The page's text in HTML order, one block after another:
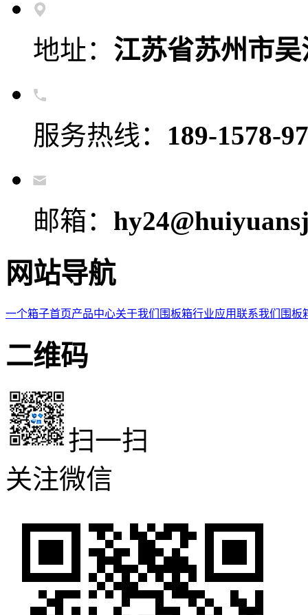
地址： 江苏省苏州市
服务热线： 189-1578-
邮箱：
网站导航
一个箱子首页产品中心关于我们 围板箱行业应用联系我们 围板
二维码
扫一扫
关注微信